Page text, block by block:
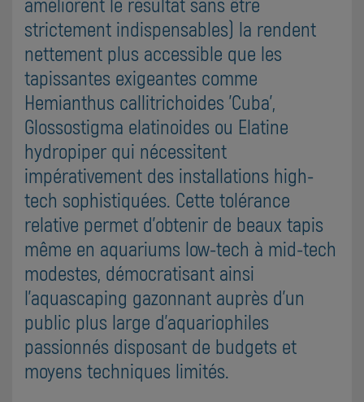
strictement indispensables) la rendent
nettement plus accessible que les
tapissantes exigeantes comme
Hemianthus callitrichoides 'Cuba',
Glossostigma elatinoides ou Elatine
hydropiper qui nécessitent
impérativement des installations high-
tech sophistiquées. Cette tolérance
relative permet d'obtenir de beaux tapis
même en aquariums low-tech à mid-tech
modestes, démocratisant ainsi
l'aquascaping gazonnant auprès d'un
public plus large d'aquariophiles
passionnés disposant de budgets et
moyens techniques limités.